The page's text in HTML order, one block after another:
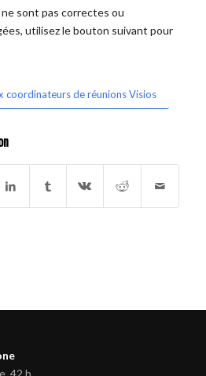
sont pas correctes ou
utilisez le bouton suivant pour
coordinateurs de réunions Visios
42 b